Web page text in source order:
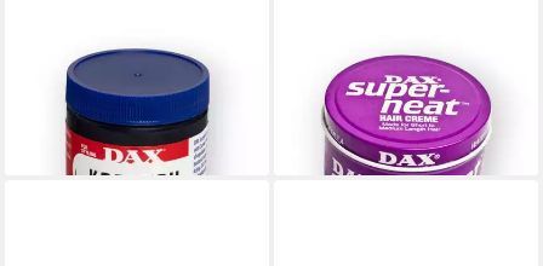
Haarwachs DAX Kocatah
ab 5,95 € 6,95 €
lieferbar - in 2-3 Werktagen bei dir
Haarwachs Dax Super-Neat
6,95 €
(7,02 €/ 100 g)
lieferbar - in 2-3 Werktagen bei dir